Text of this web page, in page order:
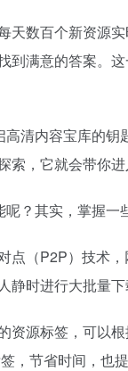
天数百个新资源
满意的答案。
高清内容宝库的
，它就会带你进
？其实，掌握一
点（P2P）技术
时进行大批量下
资源标签，可以
，节省时间，也